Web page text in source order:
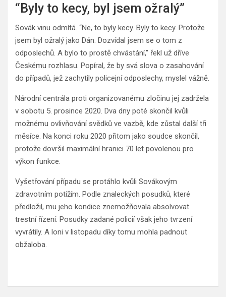
“Byly to kecy, byl jsem ožralý”
Sovák vinu odmítá. “Ne, to byly kecy. Byly to kecy. Protože
jsem byl ožralý jako Dán. Dozvídal jsem se o tom z
odposlechů. A bylo to prostě chvástání,” řekl už dříve
Českému rozhlasu. Popíral, že by svá slova o zasahování
do případů, jež zachytily policejní odposlechy, myslel vážně.
Národní centrála proti organizovanému zločinu jej zadržela
v sobotu 5. prosince 2020. Dva dny poté skončil kvůli
možnému ovlivňování svědků ve vazbě, kde zůstal další tři
měsíce. Na konci roku 2020 přitom jako soudce skončil,
protože dovršil maximální hranici 70 let povolenou pro
výkon funkce.
Vyšetřování případu se protáhlo kvůli Sovákovým
zdravotním potížím. Podle znaleckých posudků, které
předložil, mu jeho kondice znemožňovala absolvovat
trestní řízení. Posudky zadané policií však jeho tvrzení
vyvrátily. A loni v listopadu díky tomu mohla padnout
obžaloba.